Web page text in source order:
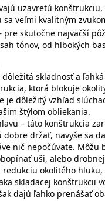
uzavretú
sa veľmi kvalitným
pre skutočne najväčší
tónov, od hlbokých
dôležitá skladnosť a
ktorá blokuje
je dôležitý vzhľad
štýlom obliekania.
– táto konštrukcia
držať, navyše sa
nič nepočúvate. Môžu
uši, alebo
okolitého hluku,
skladacej konštrukcii
dajú ľahko prenášať